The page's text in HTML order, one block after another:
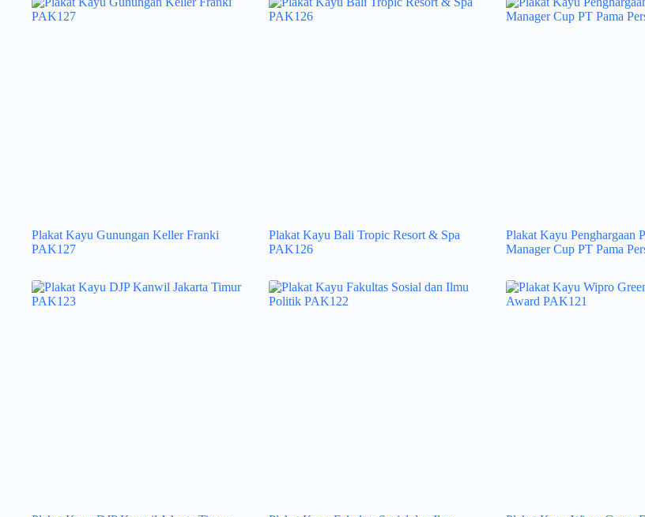
Plakat Kayu Gunungan Keller Franki
PAK127
Plakat Kayu Bali Tropic Resort & Spa
PAK126
Plakat Kayu Penghargaan
Manager Cup PT Pama